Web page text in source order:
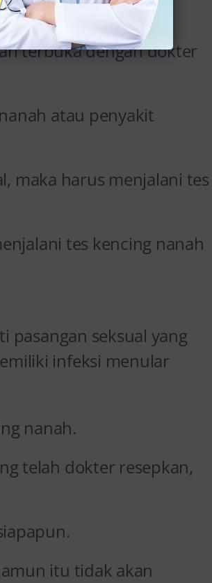
terbuka dengan dokter
atau penyakit
maka harus menjalani tes
tes kencing nanah
pasangan seksual yang
infeksi menular
nanah.
telah dokter resepkan,
itu tidak akan